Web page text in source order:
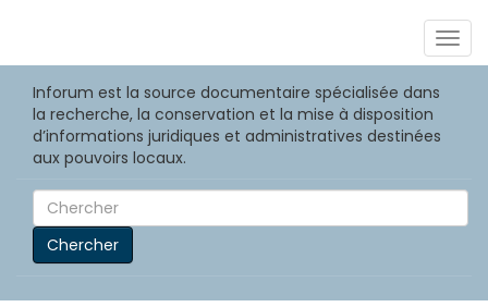
Inforum est la source documentaire spécialisée dans
la recherche, la conservation et la mise à disposition
d’informations juridiques et administratives destinées
aux pouvoirs locaux.
Chercher